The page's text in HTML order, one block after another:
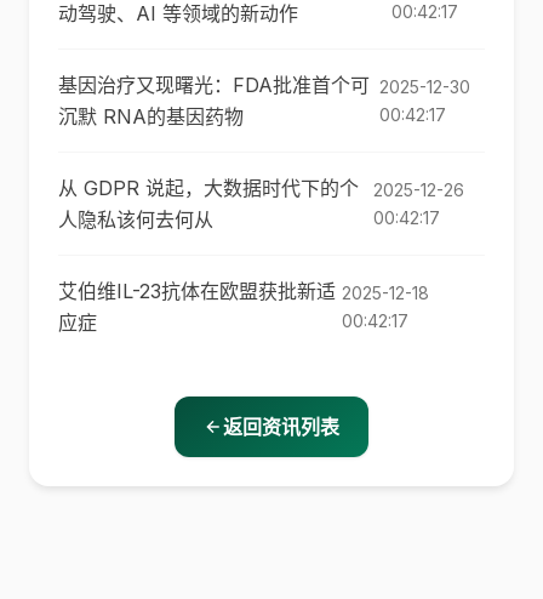
动驾驶、AI 等领域的新动作
00:42:17
基因治疗又现曙光：FDA批准首个可
沉默 RNA的基因药物
2025-12-30
00:42:17
从 GDPR 说起，大数据时代下的个
人隐私该何去何从
2025-12-26
00:42:17
艾伯维IL-23抗体在欧盟获批新适
应症
2025-12-18
00:42:17
返回资讯列表